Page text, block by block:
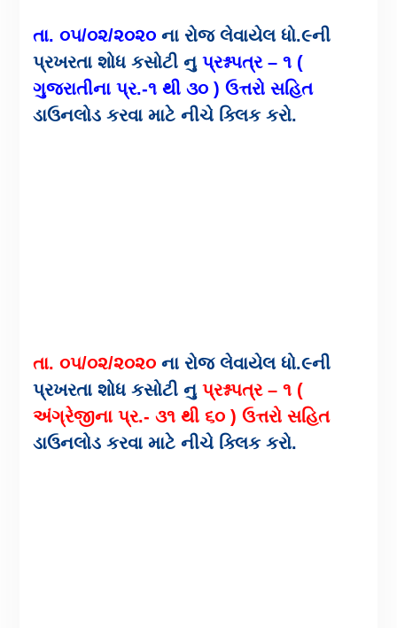
તા. ૦૫/૦૨/૨૦૨૦ના રોજ લેવાયેલ ધો.૯ની
પ્રખરતા શોધ કસોટી નુ પ્રશ્નપત્ર – ૧ (
ગુજરાતીના પ્ર.-૧ થી ૩૦ ) ઉત્તરો સહિત
ડાઉનલોડ કરવા માટે નીચે ક્લિક કરો.
તા. ૦૫/૦૨/૨૦૨૦ના રોજ લેવાયેલ ધો.૯ની
પ્રખરતા શોધ કસોટી નુ પ્રશ્નપત્ર – ૧ (
અંગ્રેજીના પ્ર.- ૩૧ થી ૬૦ ) ઉત્તરો સહિત
ડાઉનલોડ કરવા માટે નીચે ક્લિક કરો.